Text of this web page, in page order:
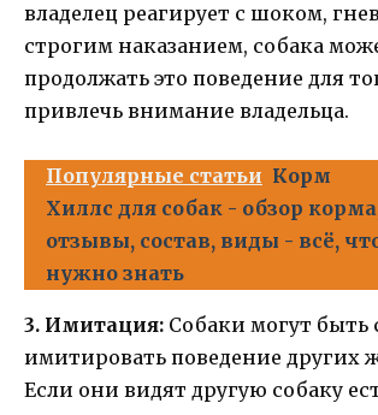
владелец реагирует с шоком,
строгим наказанием, собака
продолжать это поведение для
привлечь внимание владельца.
Популярные статьи Корм
Хиллс для собак - обзор
отзывы, состав, виды - всё,
нужно знать
3. Имитация: Собаки могут
имитировать поведение других
Если они видят другую собаку